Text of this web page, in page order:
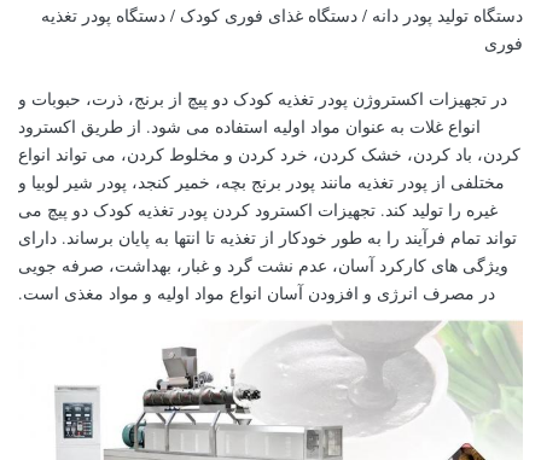
دستگاه تولید پودر دانه / دستگاه غذای فوری کودک / دستگاه پودر تغذیه
فوری
در تجهیزات اکستروژن پودر تغذیه کودک دو پیچ از برنج، ذرت، حبوبات و
انواع غلات به عنوان مواد اولیه استفاده می شود. از طریق اکسترود
کردن، باد کردن، خشک کردن، خرد کردن و مخلوط کردن، می تواند انواع
مختلفی از پودر تغذیه مانند پودر برنج بچه، خمیر کنجد، پودر شیر لوبیا و
غیره را تولید کند. تجهیزات اکسترود کردن پودر تغذیه کودک دو پیچ می
تواند تمام فرآیند را به طور خودکار از تغذیه تا انتها به پایان برساند. دارای
ویژگی های کارکرد آسان، عدم نشت گرد و غبار، بهداشت، صرفه جویی
در مصرف انرژی و افزودن آسان انواع مواد اولیه و مواد مغذی است.